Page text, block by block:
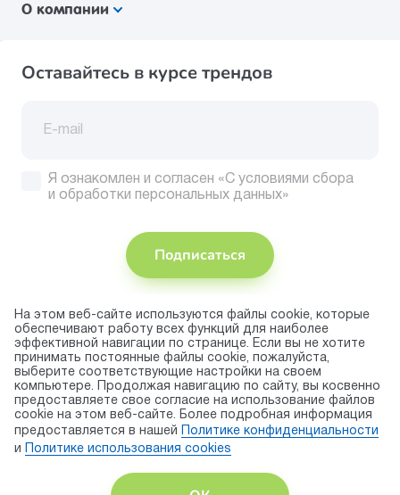
На этом веб-сайте используются файлы cookie, которые
обеспечивают работу всех функций для наиболее
эффективной навигации по странице. Если вы не хотите
принимать постоянные файлы cookie, пожалуйста,
выберите соответствующие настройки на своем
компьютере. Продолжая навигацию по сайту, вы косвенно
предоставляете свое согласие на использование файлов
cookie на этом веб-сайте. Более подробная информация
предоставляется в нашей
Политике конфиденциальности
и
Политике использования сookies
О компании
Оставайтесь в курсе трендов
Я ознакомлен и согласен «С условиями сбора
и обработки персональных данных»
Подписаться
Присоединяйтесь
Принимаем
к оплате
Правила использования cookie
Политика конфиденциальности